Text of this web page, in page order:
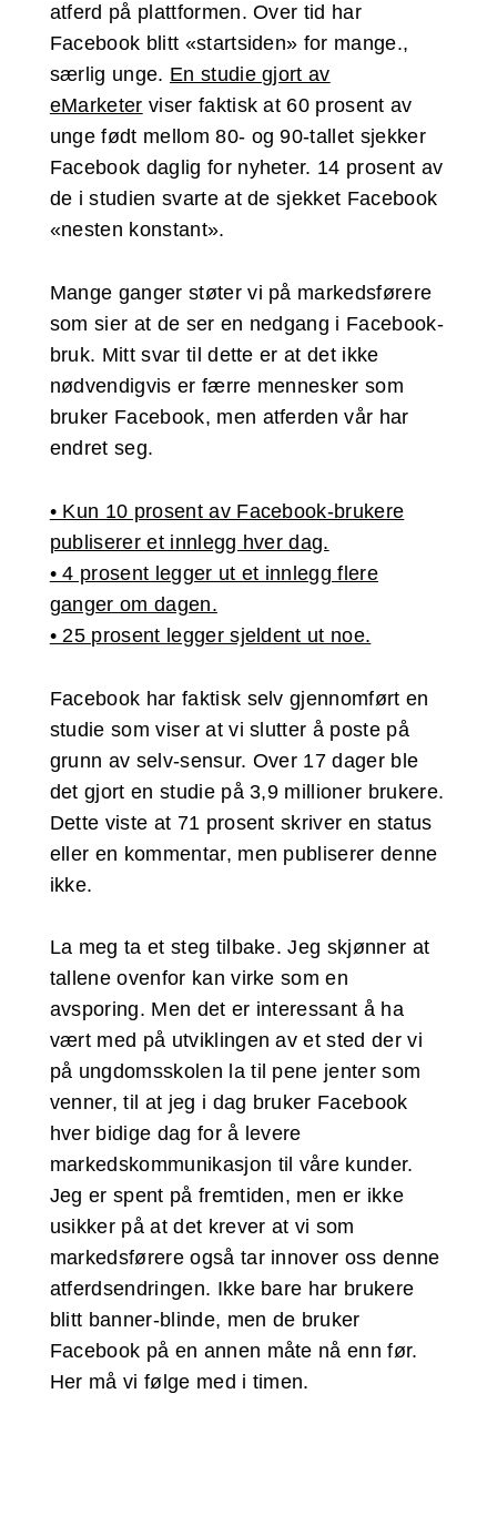
atferd på plattformen. Over tid har
Facebook blitt «startsiden» for mange.,
særlig unge. En studie gjort av
eMarketer viser faktisk at 60 prosent av
unge født mellom 80- og 90-tallet sjekker
Facebook daglig for nyheter. 14 prosent av
de i studien svarte at de sjekket Facebook
«nesten konstant».
Mange ganger støter vi på markedsførere
som sier at de ser en nedgang i Facebook-
bruk. Mitt svar til dette er at det ikke
nødvendigvis er færre mennesker som
bruker Facebook, men atferden vår har
endret seg.
• Kun 10 prosent av Facebook-brukere
publiserer et innlegg hver dag.
• 4 prosent legger ut et innlegg flere
ganger om dagen.
• 25 prosent legger sjeldent ut noe.
Facebook har faktisk selv gjennomført en
studie som viser at vi slutter å poste på
grunn av selv-sensur. Over 17 dager ble
det gjort en studie på 3,9 millioner brukere.
Dette viste at 71 prosent skriver en status
eller en kommentar, men publiserer denne
ikke.
La meg ta et steg tilbake. Jeg skjønner at
tallene ovenfor kan virke som en
avsporing. Men det er interessant å ha
vært med på utviklingen av et sted der vi
på ungdomsskolen la til pene jenter som
venner, til at jeg i dag bruker Facebook
hver bidige dag for å levere
markedskommunikasjon til våre kunder.
Jeg er spent på fremtiden, men er ikke
usikker på at det krever at vi som
markedsførere også tar innover oss denne
atferdsendringen. Ikke bare har brukere
blitt banner-blinde, men de bruker
Facebook på en annen måte nå enn før.
Her må vi følge med i timen.